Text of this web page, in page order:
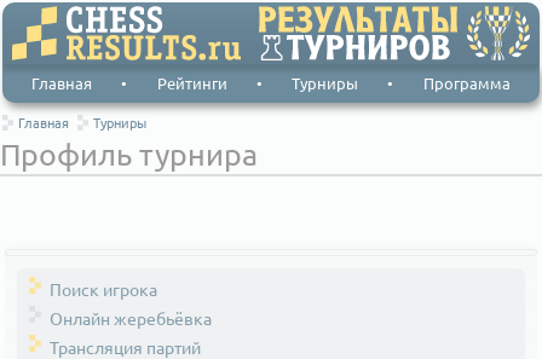
Главная • Рейтинги • Турниры • Программа
Главная Турниры
Профиль турнира
Поиск игрока
Онлайн жеребьёвка
Трансляция партий